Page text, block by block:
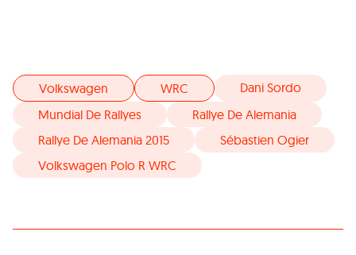
Volkswagen WRC
Dani Sordo
Mundial De Rallyes
Rallye De Alemania
Rallye De Alemania 2015
Sébastien Ogier
Volkswagen Polo R WRC